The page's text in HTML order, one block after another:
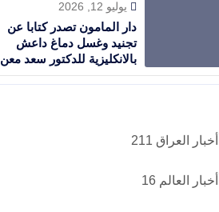
يوليو 12, 2026
دار المامون تصدر كتابا عن
تجنيد وغسل دماغ داعش
بالانكليزية للدكتور سعد معن
أخبار العراق 211
أخبار العالم 16